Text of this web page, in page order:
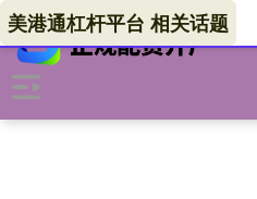
美港通杠杆平台 相关话题